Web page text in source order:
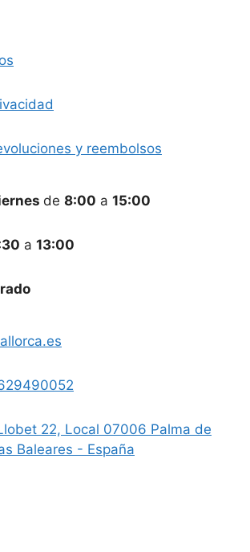
y reembolsos
de 8:00 a 15:00
a 13:00
22, Local 07006 Palma de
Baleares - España